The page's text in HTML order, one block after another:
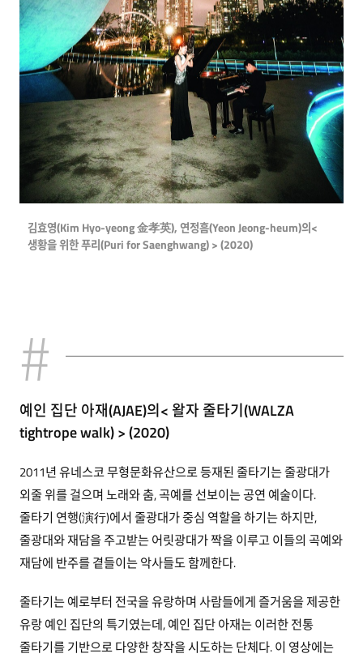
김효영(Kim Hyo-yeong 金孝英), 연정흠(Yeon Jeong-heum)의<
생황을 위한 푸리(Puri for Saenghwang) > (2020)
예인 집단 아재(AJAE)의< 왈자 줄타기(WALZA
tightrope walk) > (2020)
2011년 유네스코 무형문화유산으로 등재된 줄타기는 줄광대가
외줄 위를 걸으며 노래와 춤, 곡예를 선보이는 공연 예술이다.
줄타기 연행(演行)에서 줄광대가 중심 역할을 하기는 하지만,
줄광대와 재담을 주고받는 어릿광대가 짝을 이루고 이들의 곡예와
재담에 반주를 곁들이는 악사들도 함께한다.
줄타기는 예로부터 전국을 유랑하며 사람들에게 즐거움을 제공한
유랑 예인 집단의 특기였는데, 예인 집단 아재는 이러한 전통
줄타기를 기반으로 다양한 창작을 시도하는 단체다. 이 영상에는